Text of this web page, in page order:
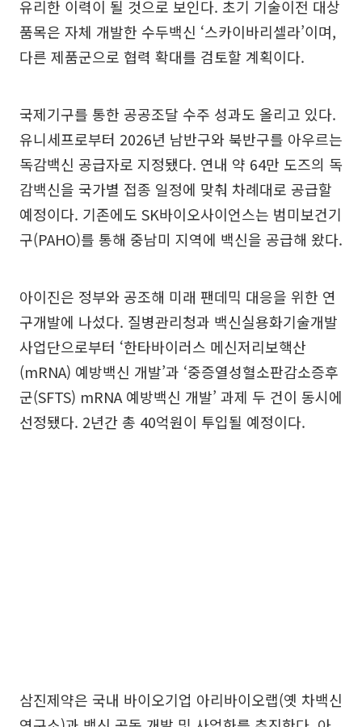
유리한 이력이 될 것으로 보인다. 초기 기술이전 대상
품목은 자체 개발한 수두백신 ‘스카이바리셀라’이며,
다른 제품군으로 협력 확대를 검토할 계획이다.
국제기구를 통한 공공조달 수주 성과도 올리고 있다.
유니세프로부터 2026년 남반구와 북반구를 아우르는
독감백신 공급자로 지정됐다. 연내 약 64만 도즈의 독
감백신을 국가별 접종 일정에 맞춰 차례대로 공급할
예정이다. 기존에도 SK바이오사이언스는 범미보건기
구(PAHO)를 통해 중남미 지역에 백신을 공급해 왔다.
아이진은 정부와 공조해 미래 팬데믹 대응을 위한 연
구개발에 나섰다. 질병관리청과 백신실용화기술개발
사업단으로부터 ‘한타바이러스 메신저리보핵산
(mRNA) 예방백신 개발’과 ‘중증열성혈소판감소증후
군(SFTS) mRNA 예방백신 개발’ 과제 두 건이 동시에
선정됐다. 2년간 총 40억원이 투입될 예정이다.
삼진제약은 국내 바이오기업 아리바이오랩(옛 차백신